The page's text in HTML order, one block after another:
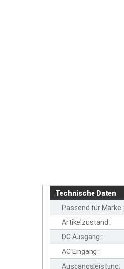
Technische Daten
Passend für Marke :
Artikelzustand :
DC Ausgang :
AC Eingang :
Ausgangsleistung: